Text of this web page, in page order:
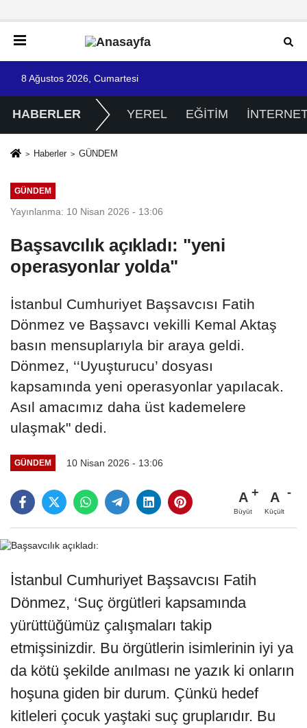
8 Ağustos 2026, Cumartesi
HABERLER YEREL EĞİTİM
Haberler GÜNDEM
GÜNDEM
Yayınlanma: 10 Nisan 2026 - 13:06
Başsavcılık açıkladı: "yeni
operasyonlar yolda"
İstanbul Cumhuriyet Başsavcısı Fatih
Dönmez ve Başsavcı vekilli Kemal Aktaş
basın mensuplarıyla bir araya geldi.
Dönmez, ‘‘Uyuşturucu’ dosyası
kapsamında yeni operasyonlar yapılacak.
Asıl amacımız daha üst kademelere
ulaşmak" dedi.
GÜNDEM 10 Nisan 2026 - 13:06
A
Büyüt
A
Küçült
İstanbul Cumhuriyet Başsavcısı Fatih
Dönmez, ‘Suç örgütleri kapsamında
yürüttüğümüz çalışmaları takip
etmişsinizdir. Bu örgütlerin isimlerinin iyi ya
da kötü şekilde anılması ne yazık ki onların
hoşuna giden bir durum. Çünkü hedef
kitleleri çocuk yaştaki suç gruplarıdır. Bu